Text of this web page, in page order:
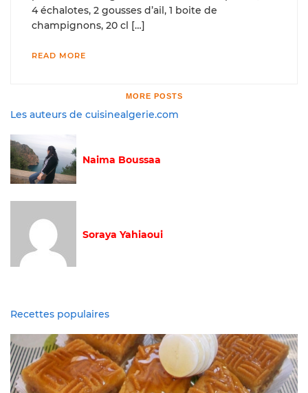
4 échalotes, 2 gousses d’ail, 1 boite de
champignons, 20 cl […]
READ MORE
MORE POSTS
Les auteurs de cuisinealgerie.com
Naima Boussaa
Soraya Yahiaoui
Recettes populaires